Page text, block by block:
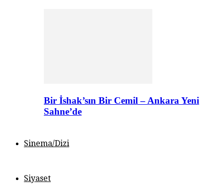
Bir İshak’sın Bir Cemil – Ankara Yeni
Sahne’de
Sinema/Dizi
Siyaset